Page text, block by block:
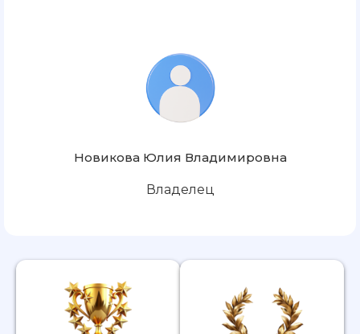
Новикова Юлия Владимировна
Владелец